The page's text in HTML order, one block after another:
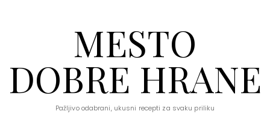
MESTO
DOBRE HRANE
Pažljivo odabrani, ukusni recepti za svaku priliku